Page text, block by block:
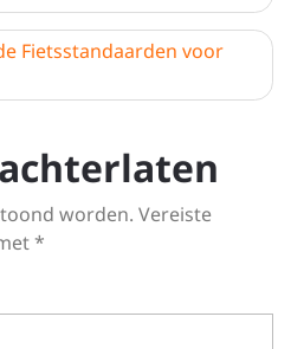
Fietsstandaarden voor
worden. Vereiste
*